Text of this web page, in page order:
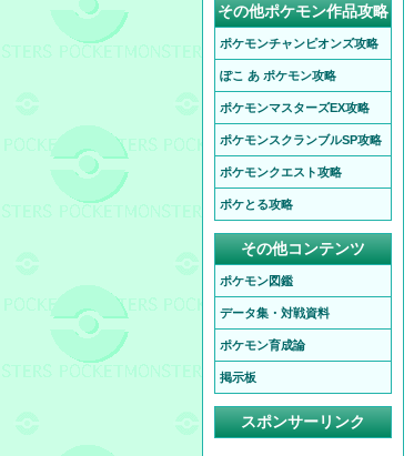
その他ポケモン作品攻略
ポケモンチャンピオンズ攻略
ぽこ あ ポケモン攻略
ポケモンマスターズEX攻略
ポケモンスクランブルSP攻略
ポケモンクエスト攻略
ポケとる攻略
その他コンテンツ
ポケモン図鑑
データ集・対戦資料
ポケモン育成論
掲示板
スポンサーリンク